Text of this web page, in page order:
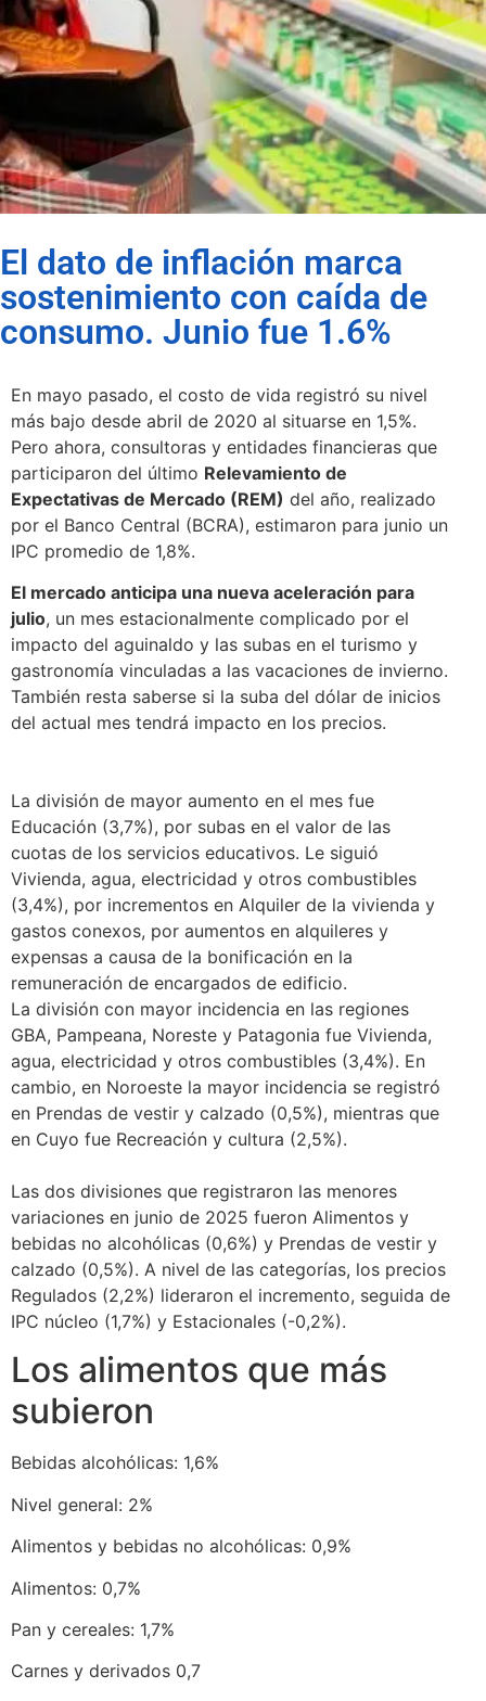
El dato de inflación marca
sostenimiento con caída de
consumo. Junio fue 1.6%
En mayo pasado, el costo de vida registró su nivel
más bajo desde abril de 2020 al situarse en 1,5%.
Pero ahora, consultoras y entidades financieras que
participaron del último Relevamiento de
Expectativas de Mercado (REM) del año, realizado
por el Banco Central (BCRA), estimaron para junio un
IPC promedio de 1,8%.
El mercado anticipa una nueva aceleración para
julio, un mes estacionalmente complicado por el
impacto del aguinaldo y las subas en el turismo y
gastronomía vinculadas a las vacaciones de invierno.
También resta saberse si la suba del dólar de inicios
del actual mes tendrá impacto en los precios.
La división de mayor aumento en el mes fue
Educación (3,7%), por subas en el valor de las
cuotas de los servicios educativos. Le siguió
Vivienda, agua, electricidad y otros combustibles
(3,4%), por incrementos en Alquiler de la vivienda y
gastos conexos, por aumentos en alquileres y
expensas a causa de la bonificación en la
remuneración de encargados de edificio.
La división con mayor incidencia en las regiones
GBA, Pampeana, Noreste y Patagonia fue Vivienda,
agua, electricidad y otros combustibles (3,4%). En
cambio, en Noroeste la mayor incidencia se registró
en Prendas de vestir y calzado (0,5%), mientras que
en Cuyo fue Recreación y cultura (2,5%).
Las dos divisiones que registraron las menores
variaciones en junio de 2025 fueron Alimentos y
bebidas no alcohólicas (0,6%) y Prendas de vestir y
calzado (0,5%). A nivel de las categorías, los precios
Regulados (2,2%) lideraron el incremento, seguida de
IPC núcleo (1,7%) y Estacionales (-0,2%).
Los alimentos que más
subieron
Bebidas alcohólicas: 1,6%
Nivel general: 2%
Alimentos y bebidas no alcohólicas: 0,9%
Alimentos: 0,7%
Pan y cereales: 1,7%
Carnes y derivados 0,7